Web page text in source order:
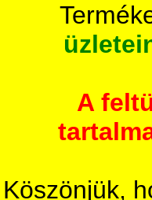
A
Köszönjük,